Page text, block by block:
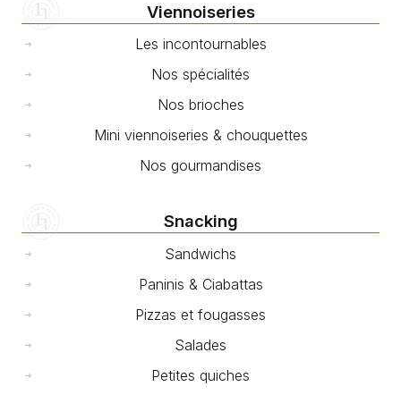
Viennoiseries
Les incontournables
Nos spécialités
Nos brioches
Mini viennoiseries & chouquettes
Nos gourmandises
Snacking
Sandwichs
Paninis & Ciabattas
Pizzas et fougasses
Salades
Petites quiches